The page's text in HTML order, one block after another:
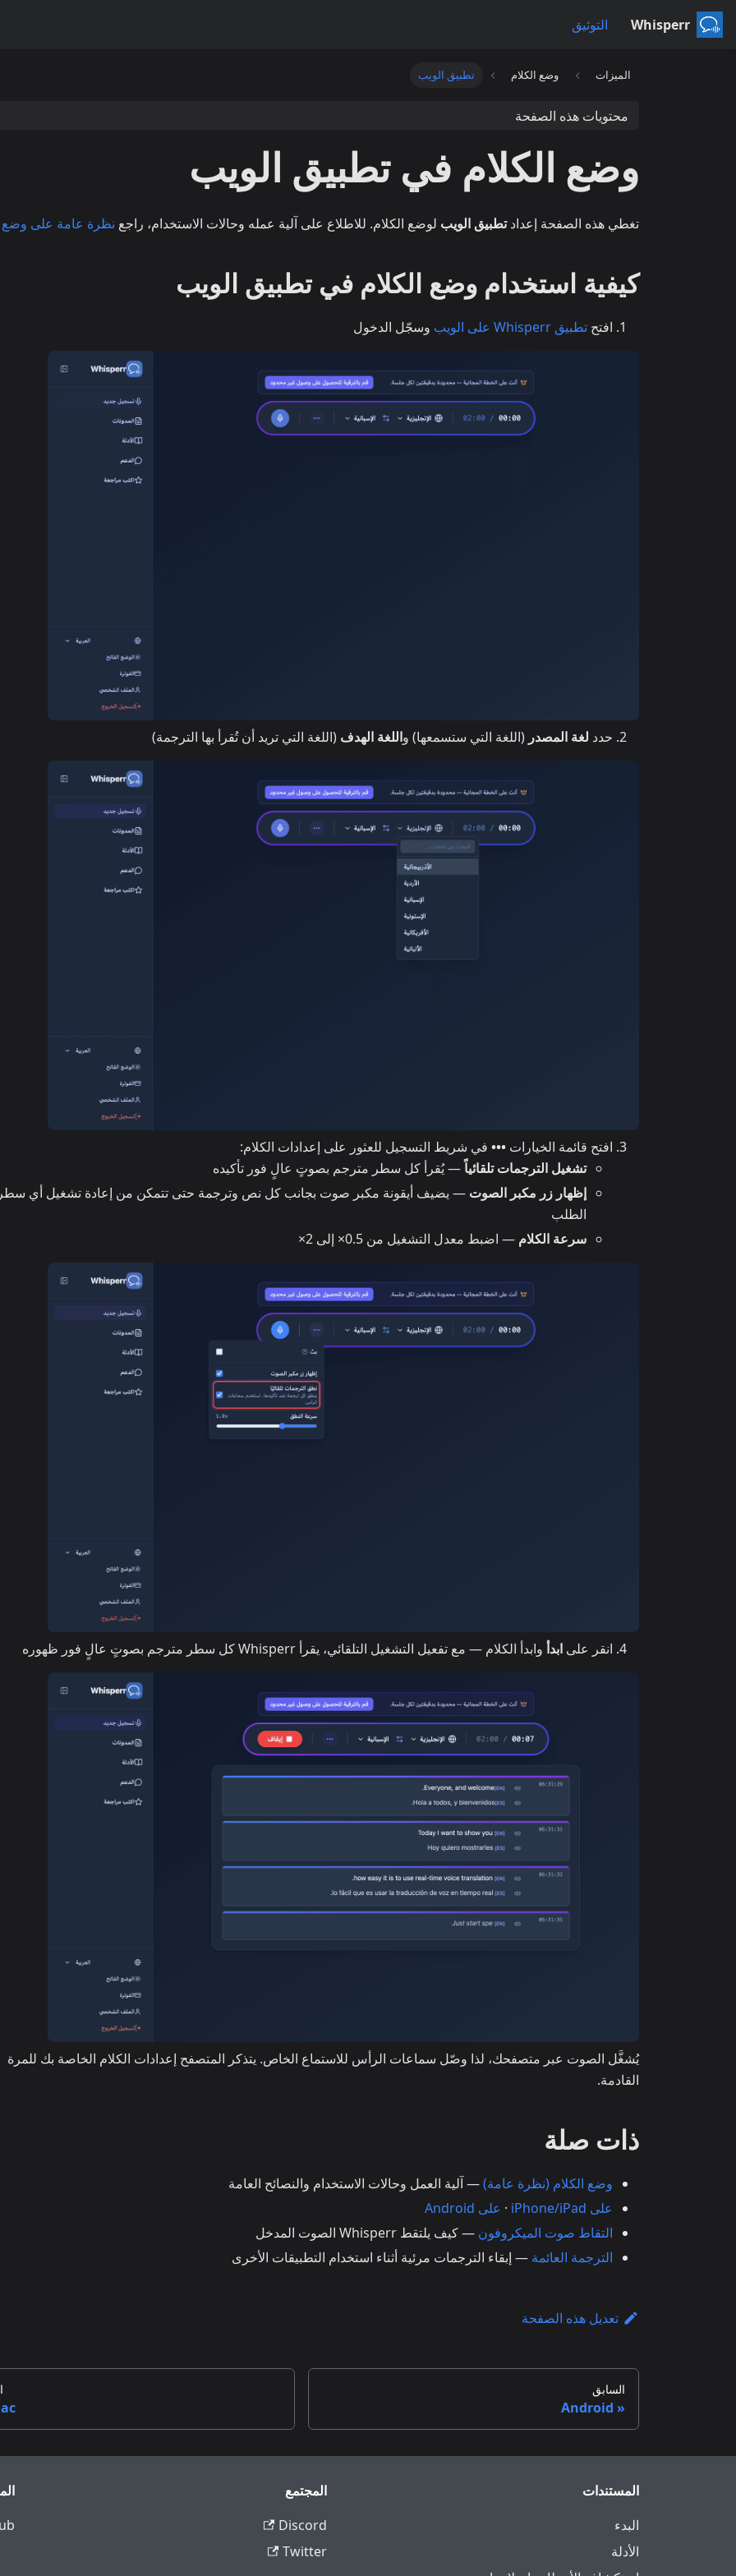
Whisperr التوثيق
الميزات وضع الكلام تطبيق الويب
محتويات هذه الصفحة
وضع الكلام في تطبيق الويب
تغطي هذه الصفحة إعدادتطبيق الويب لوضع الكلام. للاطلاع على آلية عمله وحالات الاستخدام، راجع نظرة عامة على وضع
كيفية استخدام وضع الكلام في تطبيق الويب
افتح تطبيق Whisperr على الويب وسجّل الدخول
حدد لغة المصدر (اللغة التي ستسمعها) واللغة الهدف (اللغة التي تريد أن تُقرأ بها الترجمة)
افتح قائمة الخيارات ••• في شريط التسجيل للعثور على إعدادات الكلام:
تشغيل الترجمات تلقائياً— يُقرأ كل سطر مترجم بصوتٍ عالٍ فور تأكيده
إظهار زر مكبر الصوت — يضيف أيقونة مكبر صوت بجانب كل نص وترجمة حتى تتمكن من إعادة تشغيل أي
الطلب
سرعة الكلام — اضبط معدل التشغيل من 0.5× إلى 2×
انقر على ابدأ وابدأ الكلام — مع تفعيل التشغيل التلقائي، يقرأ Whisperr كل سطر مترجم بصوتٍ عالٍ فور ظهوره
يُشغَّل الصوت عبر متصفحك، لذا وصّل سماعات الرأس للاستماع الخاص. يتذكر المتصفح إعدادات الكلام الخاصة بك للمرة
القادمة.
ذات صلة
وضع الكلام (نظرة عامة)— آلية العمل وحالات الاستخدام والنصائح العامة
على iPhone/iPad
· على Android
التقاط صوت الميكروفون — كيف يلتقط Whisperr الصوت المدخل
الترجمة العائمة — إبقاء الترجمات مرئية أثناء استخدام التطبيقات الأخرى
تعديل هذه الصفحة
السابق
Android
المستندات
البدء
الأدلة
المجتمع
Discord
Twitter